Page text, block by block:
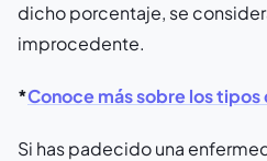
dicho porcentaje, se
improcedente.
*Conoce más sobre los
Si has padecido una